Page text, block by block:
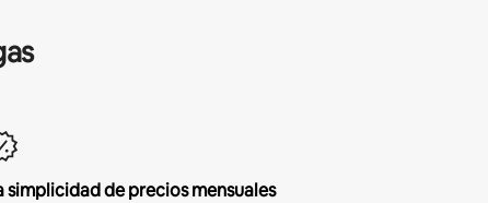
simplicidad de precios mensuales